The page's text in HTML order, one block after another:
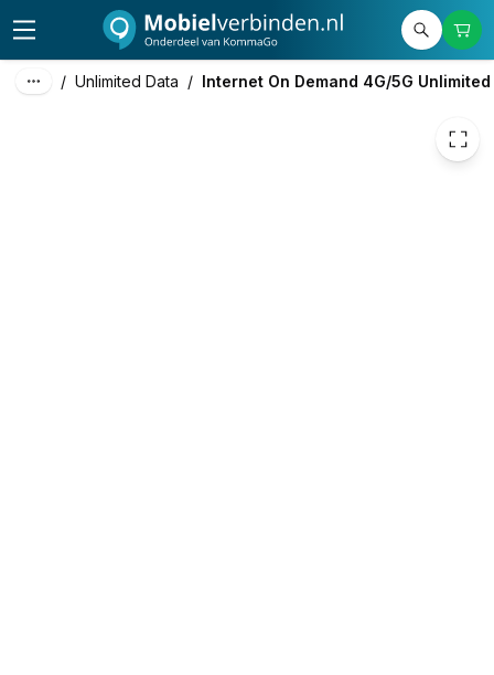
/ Unlimited Data / Internet On Demand 4G/5G Unlimited
€ 39,33